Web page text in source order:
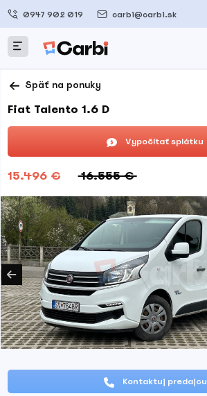
0947 902 019 carbi@carbi.sk
Späť na ponuky
Fiat Talento 1.6 D
Vypočítať splátku
15.496 € 16.555 €
Kontaktuj predajcu